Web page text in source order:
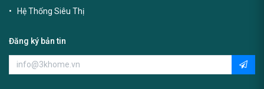
Hệ Thống Siêu Thị
Đăng ký bản tin